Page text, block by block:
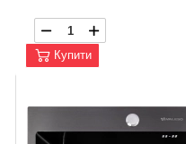
Купити